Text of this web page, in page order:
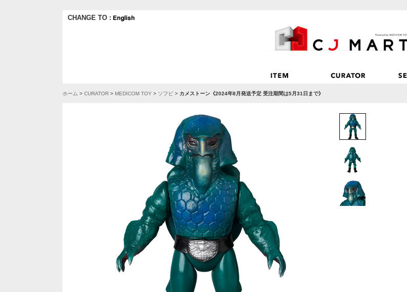
CHANGE TO :
ホーム > CURATOR > MEDICOM TOY > ソフビ > カメストーン《2024年8月発送予定 受注期間は5月31日まで》